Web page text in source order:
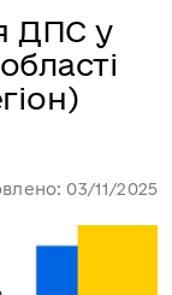
ДПС у
03/11/2025